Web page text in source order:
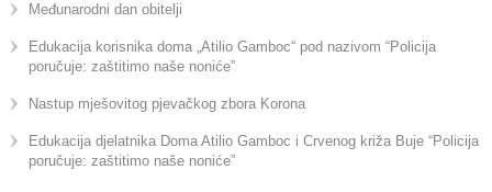
Međunarodni dan obitelji
Edukacija korisnika doma „Atilio Gamboc“ pod nazivom “Policija
poručuje: zaštitimo naše noniće”
Nastup mješovitog pjevačkog zbora Korona
Edukacija djelatnika Doma Atilio Gamboc i Crvenog križa Buje “Policija
poručuje: zaštitimo naše noniće”